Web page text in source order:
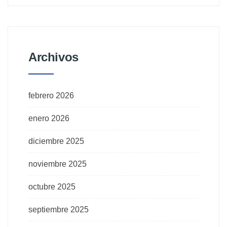
Archivos
febrero 2026
enero 2026
diciembre 2025
noviembre 2025
octubre 2025
septiembre 2025